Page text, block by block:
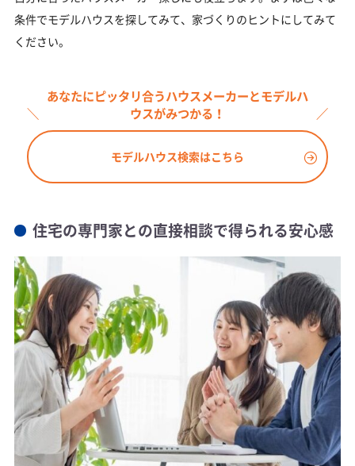
条件でモデルハウスを探してみて、家づくりのヒントにしてみて
ください。
あなたにピッタリ合うハウスメーカーとモデルハ
ウスがみつかる！
モデルハウス検索はこちら
住宅の専門家との直接相談で得られる安心感